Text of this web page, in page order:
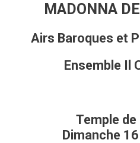
MADONNA
Airs Baroques et
Ensemble Il
Temple
Dimanche